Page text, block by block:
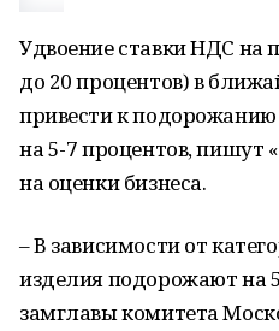
Удвоение ставки НДС на
до 20 процентов) в
привести к
на 5-7 процентов, пишут
на оценки бизнеса.
– В зависимости от
изделия подорожают на
замглавы комитета